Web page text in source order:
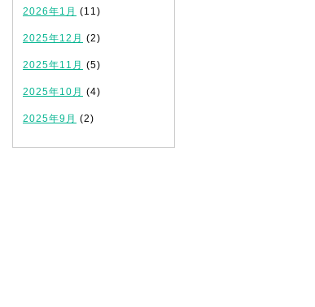
2026年1月 (11)
2025年12月 (2)
2025年11月 (5)
2025年10月 (4)
2025年9月 (2)